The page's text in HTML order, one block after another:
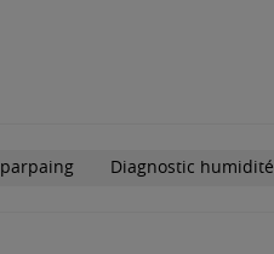
Diagnostic humidité